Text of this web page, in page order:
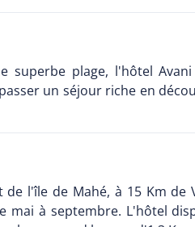
plage, l'hôtel
un séjour riche en
l'île de Mahé, à 15 Km
à septembre. L'hôtel